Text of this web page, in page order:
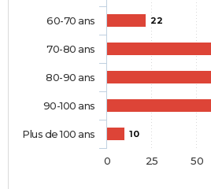
22
10
60-70 ans
70-80 ans
80-90 ans
90-100 ans
Plus de 100 ans
0 25 50